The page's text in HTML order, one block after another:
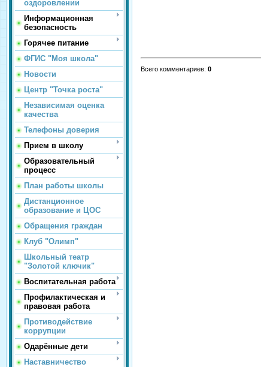
оздоровлении
Информационная
безопасность
Горячее питание
ФГИС "Моя школа"
Новости
Центр "Точка роста"
Независимая оценка
качества
Телефоны доверия
Прием в школу
Образовательный
процесс
План работы школы
Дистанционное
образование и ЦОС
Обращения граждан
Клуб "Олимп"
Школьный театр
"Золотой ключик"
Воспитательная работа
Профилактическая и
правовая работа
Противодействие
коррупции
Одарённые дети
Наставничество
Всего комментариев: 0